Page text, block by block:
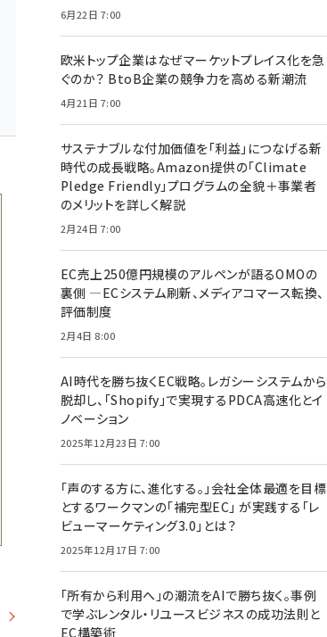
6月22日 7:00
欧米トップ企業はなぜマーケットプレイス化を急
ぐのか？ BtoB企業の競争力を高める新潮流
4月21日 7:00
サステナブルな付加価値を「利益」につなげる新
時代の成長戦略。Amazon提供の「Climate
Pledge Friendly」プログラムの全貌＋事業者
のメリットを詳しく解説
2月24日 7:00
EC売上250億円規模のアルペンが語るOMOの
裏側 ―ECシステム刷新、メディアコマース転換、
評価制度
2月4日 8:00
AI時代を勝ち抜くEC戦略。レガシーシステムから
脱却し、「Shopify」で実現するPDCA高速化とイ
ノベーション
2025年12月23日 7:00
「声のする方に、進化する。」会社全体最適を目標
とするワークマンの「補完型EC」 が実践する「レ
ビューマーケティング3.0」とは？
2025年12月17日 7:00
「所有から利用へ」の潮流をAIで勝ち抜く。事例
で学ぶレンタル・リユースビジネスの成功法則と
EC構築術